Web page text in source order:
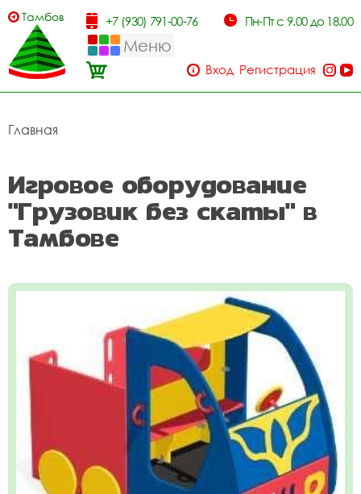
Тамбов +7 (930) 791-00-76 Пн-Пт с 9.00 до 18.00
Меню
Вход Регистрация
Главная
Игровое оборудование
"Грузовик без скаты" в
Тамбове